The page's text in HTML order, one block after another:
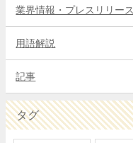
業界情報・プレスリリース
用語解説
記事
タグ